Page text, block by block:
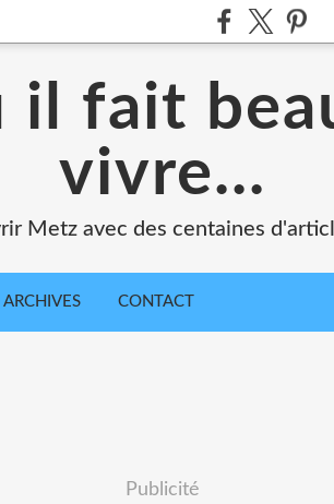
il fait
vivre...
Metz avec des centaines
ARCHIVES CONTACT
Publicité